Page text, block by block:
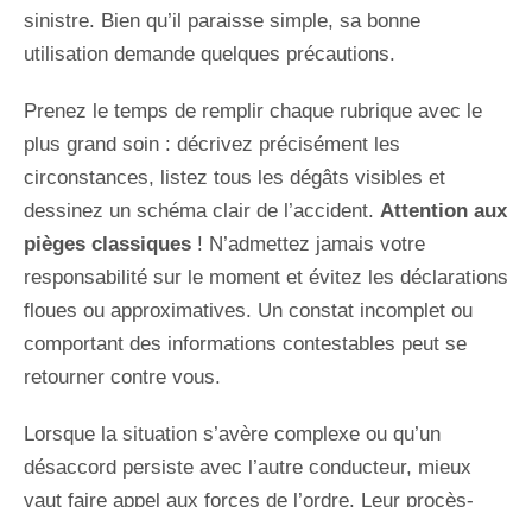
sinistre. Bien qu’il paraisse simple, sa bonne
utilisation demande quelques précautions.
Prenez le temps de remplir chaque rubrique avec le
plus grand soin : décrivez précisément les
circonstances, listez tous les dégâts visibles et
dessinez un schéma clair de l’accident. Attention aux
pièges classiques ! N’admettez jamais votre
responsabilité sur le moment et évitez les déclarations
floues ou approximatives. Un constat incomplet ou
comportant des informations contestables peut se
retourner contre vous.
Lorsque la situation s’avère complexe ou qu’un
désaccord persiste avec l’autre conducteur, mieux
vaut faire appel aux forces de l’ordre. Leur procès-